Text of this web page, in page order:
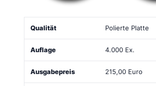
Qualität Ausgabepreis
Polierte Platte
4.000 Ex.
215,00 Euro